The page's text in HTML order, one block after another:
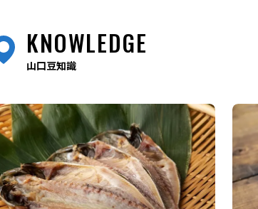
KNOWLEDGE
山口豆知識